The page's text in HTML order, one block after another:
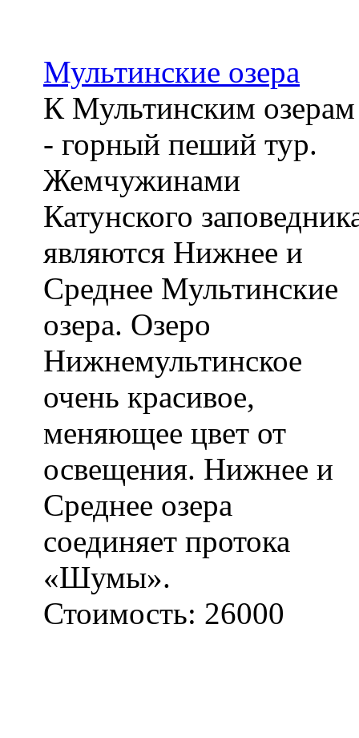
Мультинские озера
К Мультинским озерам
- горный пеший тур.
Жемчужинами
Катунского
являются Нижнее и
Среднее Мультинские
озера. Озеро
Нижнемультинское
очень красивое,
меняющее цвет от
освещения. Нижнее и
Среднее озера
соединяет протока
«Шумы».
Стоимость: 26000